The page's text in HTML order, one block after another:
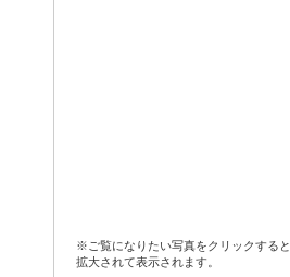
※ご覧になりたい写真をクリックすると
拡大されて表示されます。